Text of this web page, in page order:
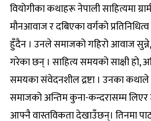
वियोगीका कथाहरू नेपाली साहित्यमा
मौनआवाज र दबिएका वर्गको
हुँदैन । उनले समाजको गहिरो आवाज
गरेका छन् । साहित्य समयको साक्षी हो,
समयका संवेदनशील द्रष्टा । उनका कथाले
समाजको अन्तिम कुना-कन्दरासम्म लिएर
आफ्नै वास्तविकता देखाउँछन्। तिनमा